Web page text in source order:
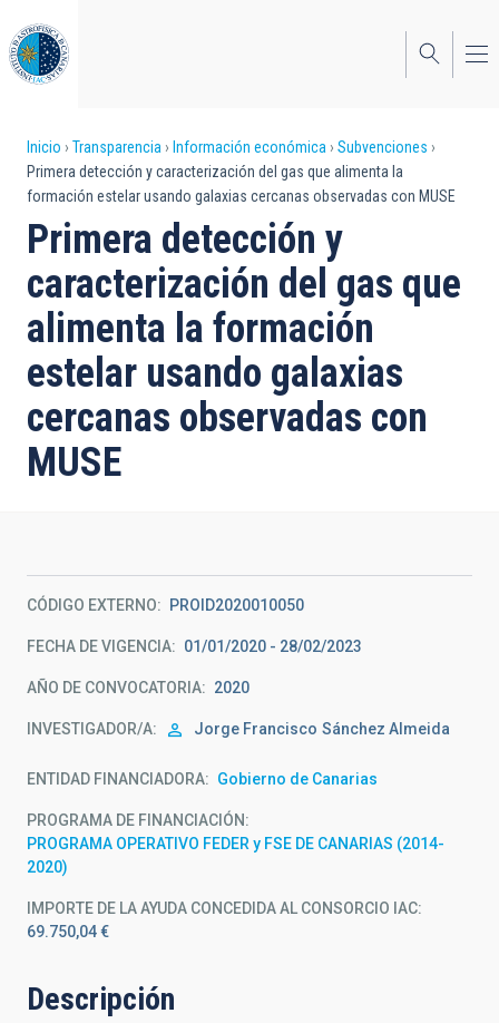
al
contenido
principal
Sobrescribir
enlaces
de
ayuda
a
la
navegación
Inicio Transparencia Información económica
Subvenciones
Primera detección y caracterización del gas que alimenta la
formación estelar usando galaxias cercanas observadas con MUSE
Primera detección y
caracterización del gas que
alimenta la formación
estelar usando galaxias
cercanas observadas con
MUSE
CÓDIGO EXTERNO PROID2020010050
FECHA DE VIGENCIA 01/01/2020 - 28/02/2023
AÑO DE CONVOCATORIA 2020
INVESTIGADOR/A Jorge Francisco Sánchez Almeida
ENTIDAD FINANCIADORA Gobierno de Canarias
PROGRAMA DE FINANCIACIÓN
PROGRAMA OPERATIVO FEDER y FSE DE CANARIAS (2014-
2020)
IMPORTE DE LA AYUDA CONCEDIDA AL CONSORCIO IAC
69.750,04 €
Descripción